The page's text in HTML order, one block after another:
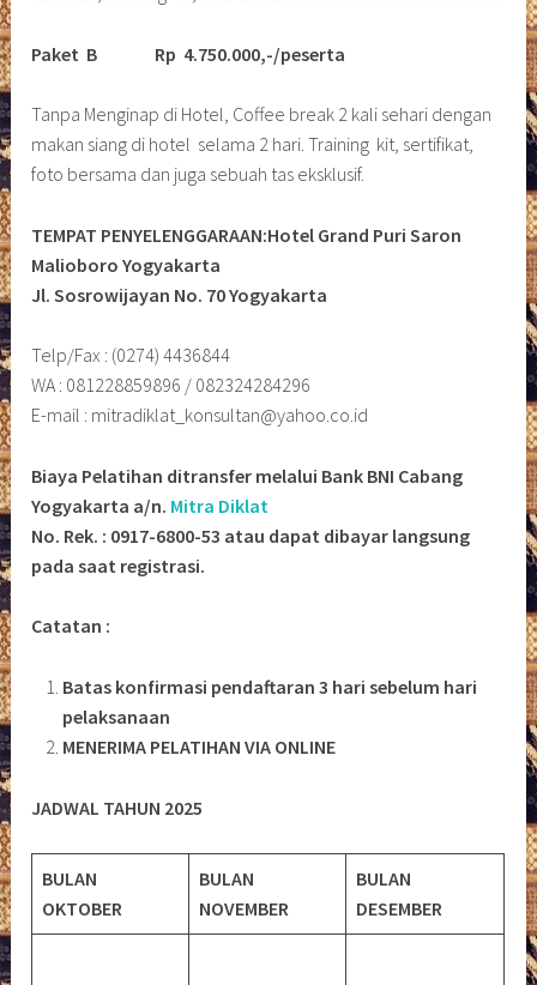
Paket B Rp 4.750.000,-/peserta
Tanpa Menginap di Hotel, Coffee break 2 kali sehari dengan
makan siang di hotel selama 2 hari. Training kit, sertifikat,
foto bersama dan juga sebuah tas eksklusif.
TEMPAT PENYELENGGARAAN:Hotel Grand Puri Saron
Malioboro Yogyakarta
Jl. Sosrowijayan No. 70 Yogyakarta
Telp/Fax : (0274) 4436844
WA : 081228859896 / 082324284296
E-mail : mitradiklat_konsultan@yahoo.co.id
Biaya Pelatihan ditransfer melalui Bank BNI Cabang
Yogyakarta a/n. Mitra Diklat
No. Rek. : 0917-6800-53 atau dapat dibayar langsung
pada saat registrasi.
Catatan :
Batas konfirmasi pendaftaran 3 hari sebelum hari
pelaksanaan
MENERIMA PELATIHAN VIA ONLINE
JADWAL TAHUN 2025
BULAN
OKTOBER
BULAN
NOVEMBER
BULAN
DESEMBER